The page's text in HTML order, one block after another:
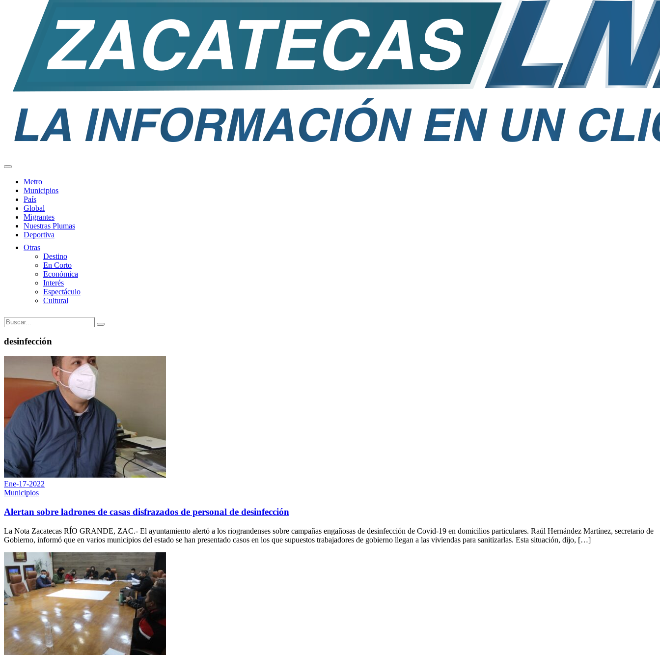
Metro
Municipios
País
Global
Migrantes
Nuestras Plumas
Deportiva
Otras
Destino
En Corto
Económica
Interés
Espectáculo
Cultural
desinfección
Ene-17-2022
Municipios
Alertan sobre ladrones de casas disfrazados de personal de desinfección
La Nota Zacatecas RÍO GRANDE, ZAC.- El ayuntamiento alertó a los riograndenses sobre campañas engañosas de desinfección de Covid-19 en domicilios particulares. Raúl Hernández Martínez, secretario de
Gobierno, informó que en varios municipios del estado se han presentado casos en los que supuestos trabajadores de gobierno llegan a las viviendas para sanitizarlas. Esta situación, dijo, […]